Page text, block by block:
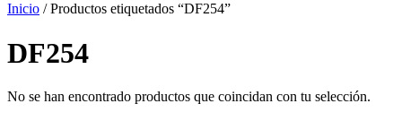
Inicio / Productos etiquetados “DF254”
DF254
No se han encontrado productos que coincidan con tu selección.